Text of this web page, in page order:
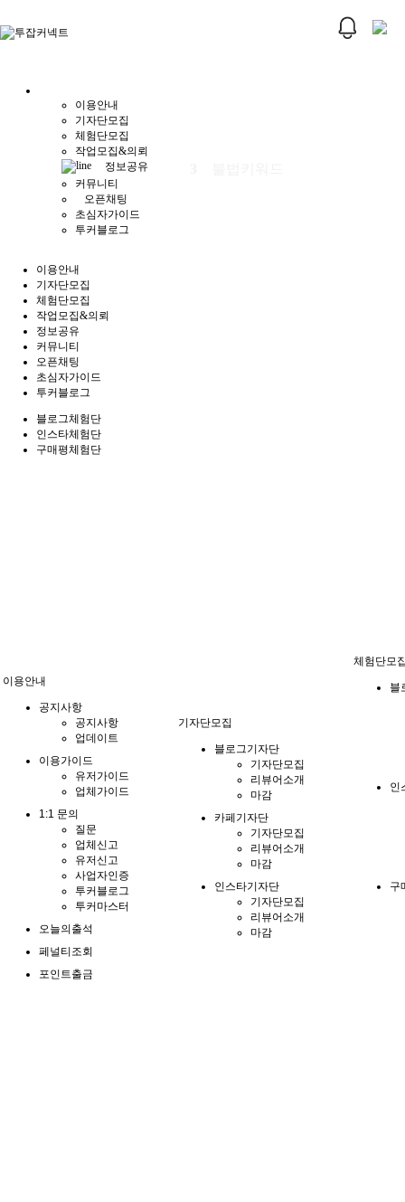
이용안내
기자단모집
체험단모집
작업모집&의뢰
정보공유
커뮤니티
오픈채팅
초심자가이드
투커블로그
이용안내
기자단모집
체험단모집
작업모집&의뢰
정보공유
커뮤니티
오픈채팅
초심자가이드
투커블로그
블로그체험단
인스타체험단
구매평체험단
이용안내
공지사항
공지사항
업데이트
이용가이드
유저가이드
업체가이드
1:1 문의
질문
업체신고
유저신고
사업자인증
투커블로그
투커마스터
오늘의출석
페널티조회
포인트출금
기자단모집
블로그기자단
기자단모집
리뷰어소개
마감
카페기자단
기자단모집
리뷰어소개
마감
인스타기자단
기자단모집
리뷰어소개
마감
체험단모
블
인
구